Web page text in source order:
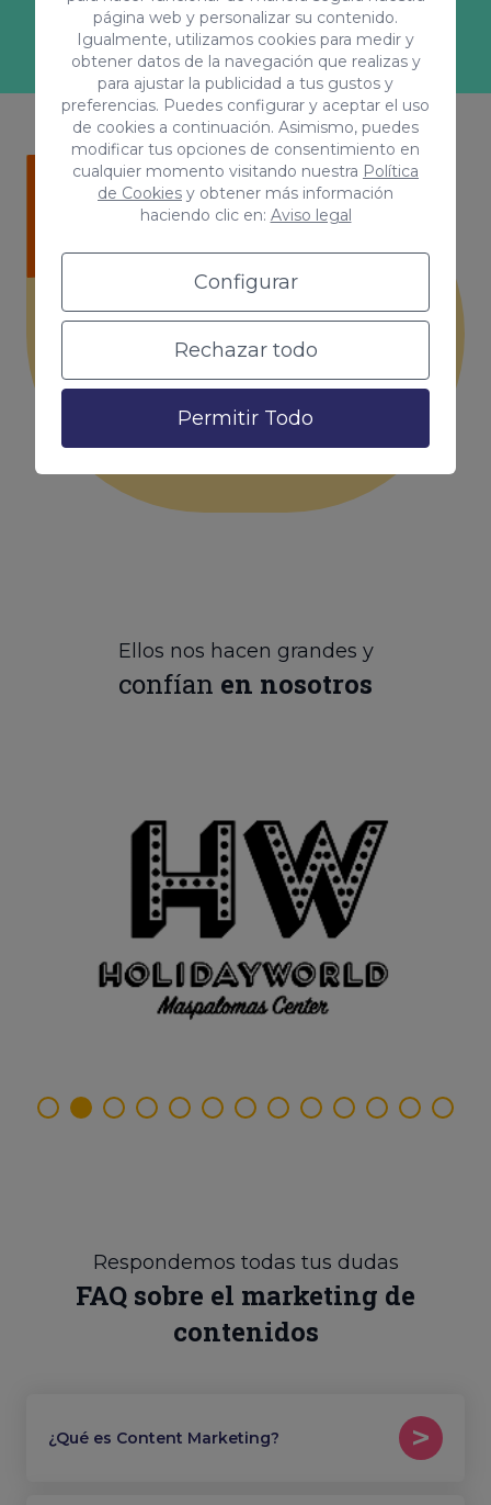
página web y personalizar su contenido.
Igualmente, utilizamos cookies para medir y
obtener datos de la navegación que realizas y
para ajustar la publicidad a tus gustos y
preferencias. Puedes configurar y aceptar el uso
de cookies a continuación. Asimismo, puedes
modificar tus opciones de consentimiento en
cualquier momento visitando nuestra Política
de Cookies y obtener más información
haciendo clic en: Aviso legal
Configurar
Rechazar todo
Permitir Todo
¿Quieres saber más?
En Coco Solution te
asesoramos.
Solicita presupuesto
Ellos nos hacen grandes y
confían en nosotros
Respondemos todas tus dudas
FAQ sobre el marketing de
contenidos
¿Qué es Content Marketing?